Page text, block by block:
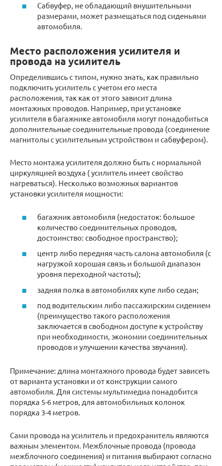
Сабвуфер, не обладающий внушительными
размерами, может размещаться под сиденьями
автомобиля.
Место расположения усилителя и
провода на усилитель
Определившись с типом, нужно знать, как правильно
подключить усилитель с учетом его места
расположения, так как от этого зависит длина
монтажных проводов. Например, при установке
усилителя в багажнике автомобиля могут понадобиться
дополнительные соединительные провода (соединение
магнитолы с усилительным устройством и сабвуфером).
Место монтажа усилителя должно быть с нормальной
циркуляцией воздуха ( усилитель имеет свойство
нагреваться). Несколько возможных вариантов
установки усилителя мощности:
багажник автомобиля (недостаток: большое
количество соединительных проводов,
достоинство: свободное пространство);
центр либо передняя часть салона автомобиля (с
нагрузкой хорошая связь и большой диапазон
уровня переходной частоты);
задняя полка в автомобилях купе либо седан;
под водительским либо пассажирским сидением
(преимущество такого расположения
заключается в свободном доступе к устройству
при необходимости, экономии соединительных
проводов и улучшении качества звучания).
Примечание: длина монтажного провода будет зависеть
от варианта установки и от конструкции самого
автомобиля. Для системы мультимедиа понадобится
порядка 5-6 метров, для автомобильных колонок
порядка 3-4 метров.
Сами провода на усилитель и предохранитель являются
важным элементом. Межблочные провода (провода
межблочного соединения) и питания выбирают согласно